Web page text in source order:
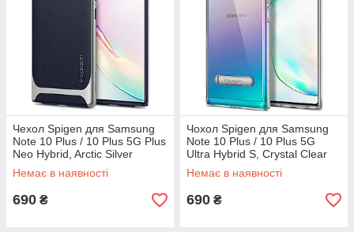
Чехол Spigen для Samsung
Note 10 Plus / 10 Plus 5G Plus
Neo Hybrid, Arctic Silver
(627CS27341)
Немає в наявності
690 ₴
Чохол Spigen для Samsung
Note 10 Plus / 10 Plus 5G
Ultra Hybrid S, Crystal Clear
(627CS27334)
Немає в наявності
690 ₴